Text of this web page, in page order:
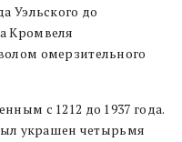
Уэльского до
Кромвеля
омерзительного
с 1212 до 1937 года.
украшен четырьмя